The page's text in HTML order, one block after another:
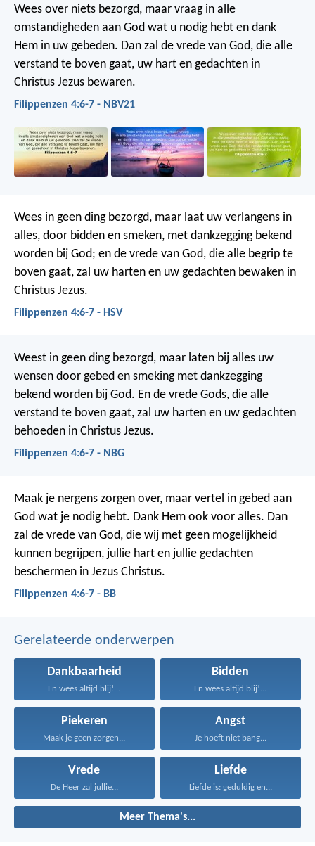
Wees over niets bezorgd, maar vraag in alle
omstandigheden aan God wat u nodig hebt en dank
Hem in uw gebeden. Dan zal de vrede van God, die alle
verstand te boven gaat, uw hart en gedachten in
Christus Jezus bewaren.
Filippenzen 4:6-7 - NBV21
Wees in geen ding bezorgd, maar laat uw verlangens in
alles, door bidden en smeken, met dankzegging bekend
worden bij God; en de vrede van God, die alle begrip te
boven gaat, zal uw harten en uw gedachten bewaken in
Christus Jezus.
Filippenzen 4:6-7 - HSV
Weest in geen ding bezorgd, maar laten bij alles uw
wensen door gebed en smeking met dankzegging
bekend worden bij God. En de vrede Gods, die alle
verstand te boven gaat, zal uw harten en uw gedachten
behoeden in Christus Jezus.
Filippenzen 4:6-7 - NBG
Maak je nergens zorgen over, maar vertel in gebed aan
God wat je nodig hebt. Dank Hem ook voor alles. Dan
zal de vrede van God, die wij met geen mogelijkheid
kunnen begrijpen, jullie hart en jullie gedachten
beschermen in Jezus Christus.
Filippenzen 4:6-7 - BB
Gerelateerde onderwerpen
Dankbaarheid
En wees altijd blij!...
Bidden
En wees altijd blij!...
Piekeren
Maak je geen zorgen...
Angst
Je hoeft niet bang...
Vrede
De Heer zal jullie...
Liefde
Liefde is: geduldig en...
Meer Thema's...